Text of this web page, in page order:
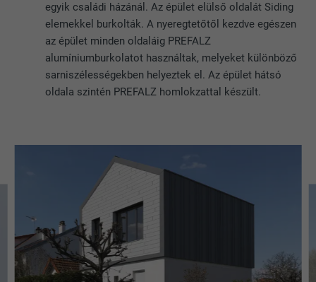
egyik családi házánál. Az épület elülső oldalát Siding
elemekkel burkolták. A nyeregtetőtől kezdve egészen
az épület minden oldaláig PREFALZ
alumíniumburkolatot használtak, melyeket különböző
sarniszélességekben helyeztek el. Az épület hátsó
oldala szintén PREFALZ homlokzattal készült.